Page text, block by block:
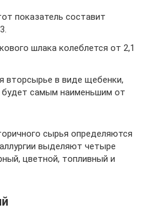
показатель составит
шлака колеблется от 2,1
вторсырье в виде щебенки,
будет самым наименьшим от
сырья определяются
выделяют четыре
цветной, топливный и